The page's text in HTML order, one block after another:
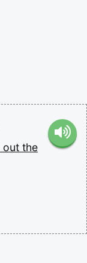
out the